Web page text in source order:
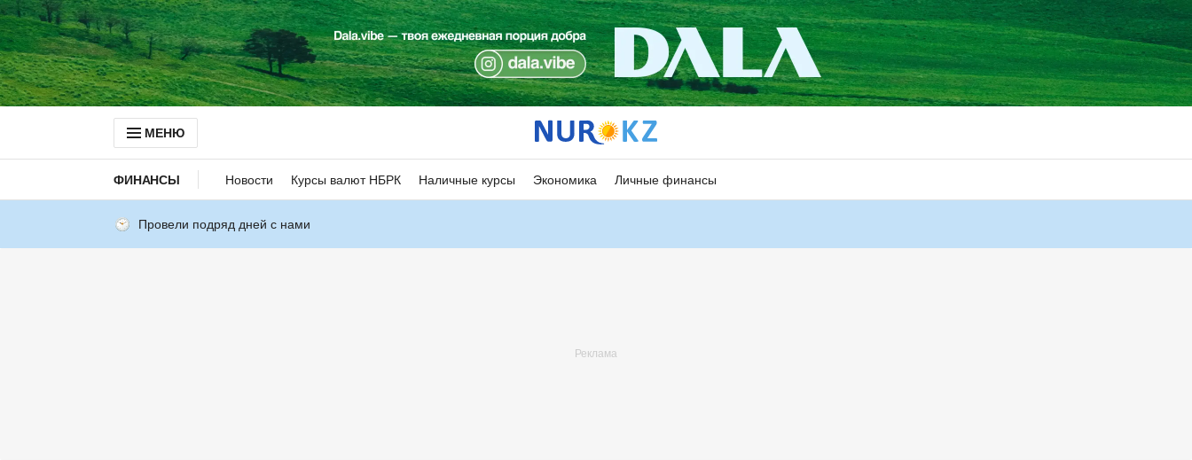
МЕНЮ
ФИНАНСЫ Новости Курсы валют НБРК Наличные курсы Экономика Личные финансы
Провели подряд дней с нами